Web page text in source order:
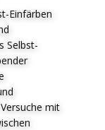
Einfärben
Selbst-
mit